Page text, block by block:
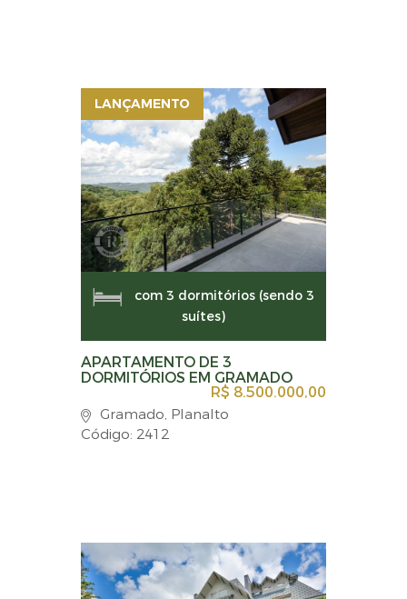
LANÇAMENTO
com 3 dormitórios (sendo 3
suítes)
APARTAMENTO DE 3
DORMITÓRIOS EM GRAMADO
R$ 8.500.000,00
Gramado, Planalto
Código: 2412